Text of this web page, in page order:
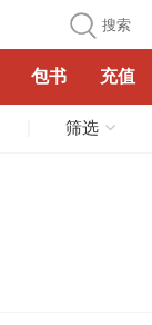
搜索
包书 充值
筛选